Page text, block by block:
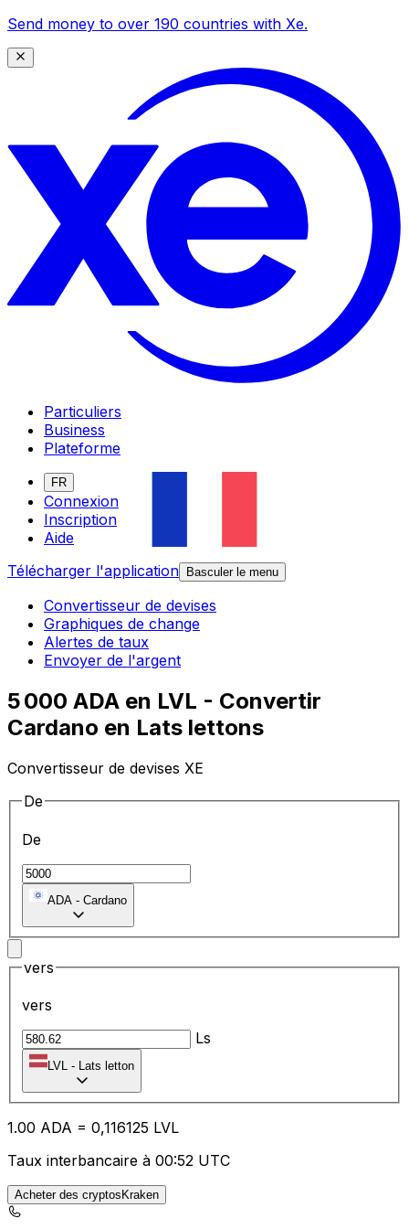
Send money to over 190 countries with Xe.
Particuliers
Business
Plateforme
FR
Connexion
Inscription
Aide
Télécharger l'application
Basculer le menu
Convertisseur de devises
Graphiques de change
Alertes de taux
Envoyer de l'argent
5 000 ADA en LVL - Convertir
Cardano en Lats lettons
Convertisseur de devises XE
De
De
ADA - Cardano
vers
vers
Ls
LVL - Lats letton
1.00 ADA = 0,116125 LVL
Taux interbancaire à 00:52 UTC
Acheter des cryptosKraken